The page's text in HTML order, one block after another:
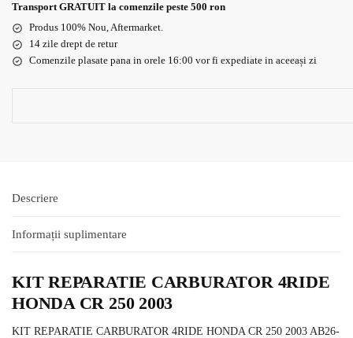
Transport GRATUIT la comenzile peste 500 ron
Produs 100% Nou, Aftermarket.
14 zile drept de retur
Comenzile plasate pana in orele 16:00 vor fi expediate in aceeași zi
Descriere
Informații suplimentare
KIT REPARATIE CARBURATOR 4RIDE
HONDA CR 250 2003
KIT REPARATIE CARBURATOR 4RIDE HONDA CR 250 2003 AB26-